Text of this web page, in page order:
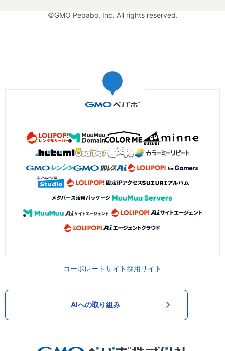
©GMO Pepabo, Inc. All rights reserved.
コーポレートサイト採用サイト
AIへの取り組み